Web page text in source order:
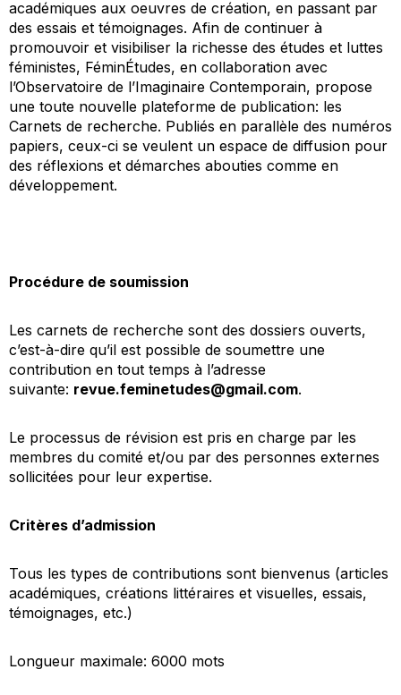
académiques aux oeuvres de création, en passant par
des essais et témoignages. Afin de continuer à
promouvoir et visibiliser la richesse des études et luttes
féministes, FéminÉtudes, en collaboration avec
l’Observatoire de l’Imaginaire Contemporain, propose
une toute nouvelle plateforme de publication: les
Carnets de recherche. Publiés en parallèle des numéros
papiers, ceux-ci se veulent un espace de diffusion pour
des réflexions et démarches abouties comme en
développement.
Procédure de soumission
Les carnets de recherche sont des dossiers ouverts,
c’est-à-dire qu’il est possible de soumettre une
contribution en tout temps à l’adresse
suivante: revue.feminetudes@gmail.com.
Le processus de révision est pris en charge par les
membres du comité et/ou par des personnes externes
sollicitées pour leur expertise.
Critères d’admission
Tous les types de contributions sont bienvenus (articles
académiques, créations littéraires et visuelles, essais,
témoignages, etc.)
Longueur maximale: 6000 mots